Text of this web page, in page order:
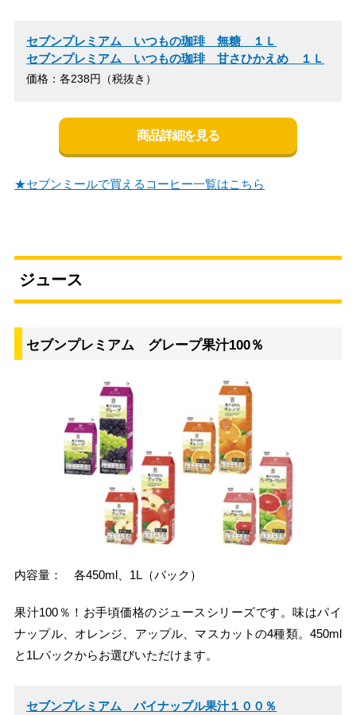
セブンプレミアム いつもの珈琲 無糖 １Ｌ
セブンプレミアム いつもの珈琲 甘さひかえめ １Ｌ
価格：各238円（税抜き）
商品詳細を見る
★セブンミールで買えるコーヒー一覧はこちら
ジュース
セブンプレミアム グレープ果汁100％
内容量： 各450ml、1L（パック）
果汁100％！お手頃価格のジュースシリーズです。味はパイ
ナップル、オレンジ、アップル、マスカットの4種類。450ml
と1Lパックからお選びいただけます。
セブンプレミアム パイナップル果汁１００％